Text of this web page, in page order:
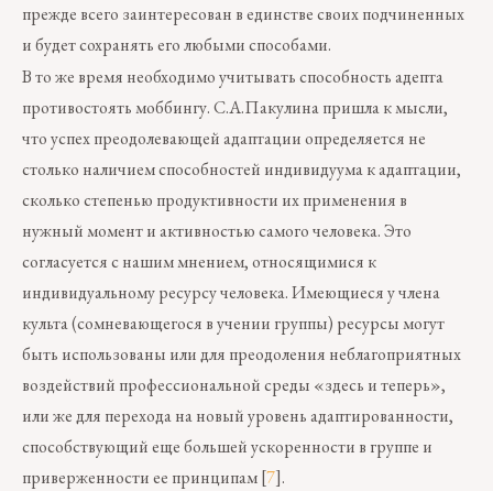
прежде всего заинтересован в единстве своих подчиненных
и будет сохранять его любыми способами.
В то же время необходимо учитывать способность адепта
противостоять моббингу. С.А.Пакулина пришла к мысли,
что успех преодолевающей адаптации определяется не
столько наличием способностей индивидуума к адаптации,
сколько степенью продуктивности их применения в
нужный момент и активностью самого человека. Это
согласуется с нашим мнением, относящимися к
индивидуальному ресурсу человека. Имеющиеся у члена
культа (сомневающегося в учении группы) ресурсы могут
быть использованы или для преодоления неблагоприятных
воздействий профессиональной среды «здесь и теперь»,
или же для перехода на новый уровень адаптированности,
способствующий еще большей ускоренности в группе и
приверженности ее принципам [7].